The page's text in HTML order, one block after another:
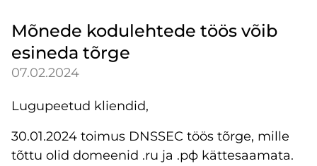
Internet
TV
Telefon
Abi
Uudised
Kontaktid
Mõnede kodulehtede töös võib
esineda tõrge
07.02.2024
Lugupeetud kliendid,
30.01.2024 toimus DNSSEC töös tõrge, mille
tõttu olid domeenid .ru ja .рф kättesaamata.